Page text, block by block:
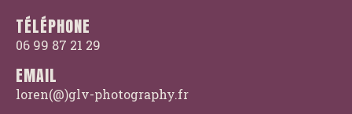
TÉLÉPHONE
06 99 87 21 29
EMAIL
loren(@)glv-photography.fr